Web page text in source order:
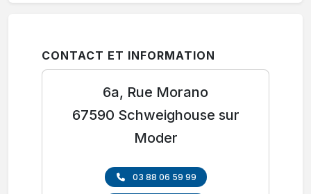
CONTACT ET INFORMATION
6a, Rue Morano
67590 Schweighouse sur
Moder
03 88 06 59 99